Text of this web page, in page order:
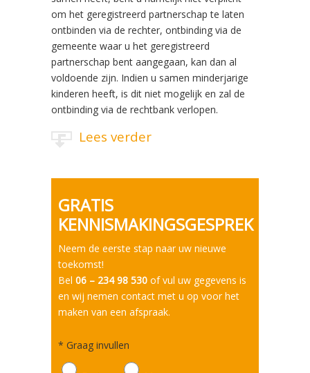
om het geregistreerd partnerschap te laten
ontbinden via de rechter, ontbinding via de
gemeente waar u het geregistreerd
partnerschap bent aangegaan, kan dan al
voldoende zijn. Indien u samen minderjarige
kinderen heeft, is dit niet mogelijk en zal de
ontbinding via de rechtbank verlopen.
Lees verder
GRATIS
KENNISMAKINGSGESPREK
Neem de eerste stap naar uw nieuwe
toekomst!
Bel 06 – 234 98 530 of vul uw gegevens is
en wij nemen contact met u op voor het
maken van een afspraak.
* Graag invullen